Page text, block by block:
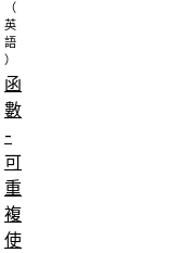
函
數
-
可
重
複
使